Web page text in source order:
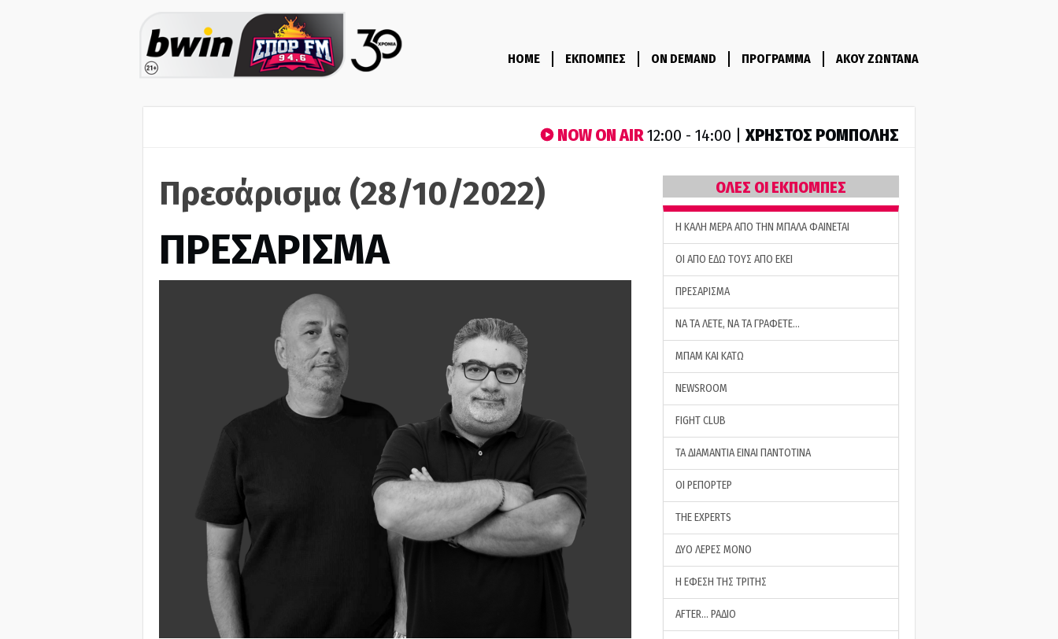
HOME ΕΚΠΟΜΠΕΣ ON DEMAND ΠΡΟΓΡΑΜΜΑ ΑΚΟΥ ΖΩΝΤΑΝΑ
NOW ON AIR12:00 - 14:00 | ΧΡΗΣΤΟΣ ΡΟΜΠΟΛΗΣ
Πρεσάρισμα (28/10/2022)
ΠΡΕΣΑΡΙΣΜΑ
ΟΛΕΣ ΟΙ ΕΚΠΟΜΠΕΣ
H ΚΑΛΗ ΜΕΡΑ ΑΠΟ ΤΗΝ ΜΠΑΛΑ ΦΑΙΝΕΤΑΙ
ΟΙ ΑΠΟ ΕΔΩ ΤΟΥΣ ΑΠΟ ΕΚΕΙ
ΠΡΕΣΑΡΙΣΜΑ
ΝΑ ΤΑ ΛΕΤΕ, ΝΑ ΤΑ ΓΡΑΦΕΤΕ…
ΜΠΑΜ ΚΑΙ ΚΑΤΩ
NEWSROOM
FIGHT CLUB
ΤΑ ΔΙΑΜΑΝΤΙΑ ΕΙΝΑΙ ΠΑΝΤΟΤΙΝΑ
ΟΙ ΡΕΠΟΡΤΕΡ
THE EXPERTS
ΔΥΟ ΛΕΡΕΣ ΜΟΝΟ
Η ΕΦΕΣΗ ΤΗΣ ΤΡΙΤΗΣ
AFTER… ΡΑΔΙΟ